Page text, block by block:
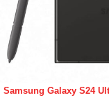
Samsung Galaxy S24